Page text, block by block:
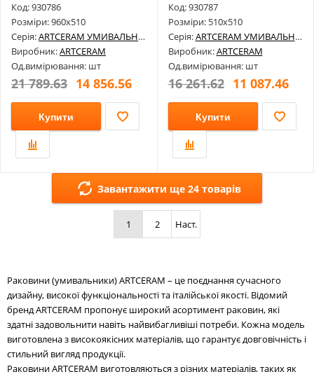
Код: 930786
Розміри: 960х510
Серія:ARTCERAM УМИВАЛЬНИКИ
Виробник:ARTCERAM
Од.вимірювання: шт
21 789.63 14 856.56
Купити
Код: 930787
Розміри: 510х510
Серія:ARTCERAM УМИВАЛЬНИКИ
Виробник:ARTCERAM
Од.вимірювання: шт
16 261.62 11 087.46
Купити
Завантажити ще 24 товарів
1 2 Наст.
Раковини (умивальники) ARTCERAM – це поєднання сучасного
дизайну, високої функціональності та італійської якості. Відомий
бренд ARTCERAM пропонує широкий асортимент раковин, які
здатні задовольнити навіть найвибагливіші потреби. Кожна модель
виготовлена з високоякісних матеріалів, що гарантує довговічність і
стильний вигляд продукції.
Раковини ARTCERAM виготовляються з різних матеріалів, таких як